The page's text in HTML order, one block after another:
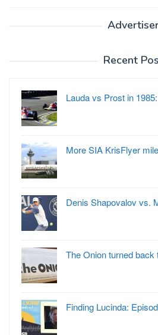
Recent
Lauda vs Prost in
More SIA KrisFlyer
Denis Shapovalov vs.
The Onion turned
Finding Lucinda: